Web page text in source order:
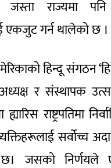
जस्ता राज्यमा
एकजुट गर्न थालेको छ ।
हिन्दू संगठन
अध्यक्ष र संस्थापक
राष्ट्रपतिमा
सर्वोच्च
जसको निर्णयले